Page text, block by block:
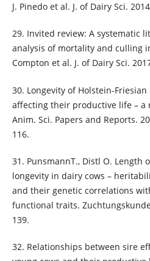
J. Pinedo et al. J. of Dairy Sci.
29. Invited review: A systematic
analysis of mortality and culling
Compton et al. J. of Dairy Sci.
30. Longevity of Holstein-
affecting their productive life – a
Anim. Sci. Papers and Reports.
116.
31. PunsmannT., Distl O. Length
longevity in dairy cows –
and their genetic correlations
functional traits. Zuchtungskunde
139.
32. Relationships between sire